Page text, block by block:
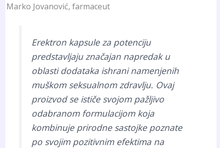
Marko Jovanović, farmaceut
Erektron kapsule za potenciju
predstavljaju značajan napredak u
oblasti dodataka ishrani namenjenih
muškom seksualnom zdravlju. Ovaj
proizvod se ističe svojom pažljivo
odabranom formulacijom koja
kombinuje prirodne sastojke poznate
po svojim pozitivnim efektima na